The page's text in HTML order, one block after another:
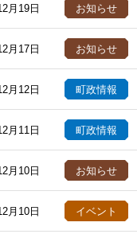
月19日 お知らせ
月17日 お知らせ
月12日 町政情報
月11日 町政情報
月10日 お知らせ
月10日 イベント